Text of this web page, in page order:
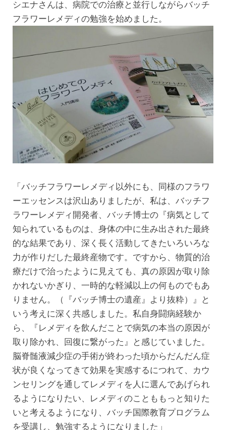
シエナさんは、病院での治療と並行しながらバッチ
フラワーレメディの勉強を始めました。
「バッチフラワーレメディ以外にも、同様のフラワ
ーエッセンスは沢山ありましたが、私は、バッチフ
ラワーレメディ開発者、バッチ博士の『病気として
知られているものは、身体の中に生み出された最終
的な結果であり、深く長く活動してきたいろいろな
力が作りだした最終産物です。ですから、物質的治
療だけで治ったように見えても、真の原因が取り除
かれないかぎり、一時的な軽減以上の何ものでもあ
りません。（『バッチ博士の遺産』より抜粋）』と
いう考えに深く共感しました。私自身闘病経験か
ら、『レメディを飲んだことで病気の本当の原因が
取り除かれ、回復に繋がった』と感じていました。
脳脊髄液減少症の手術が終わった頃からだんだん症
状が良くなってきて効果を実感するにつれて、カウ
ンセリングを通してレメディを人に選んであげられ
るようになりたい、レメディのことももっと知りた
いと考えるようになり、バッチ国際教育プログラム
を受講し、勉強するようになりました」